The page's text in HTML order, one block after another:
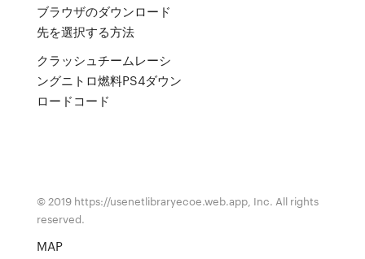
ブラウザのダウンロード
先を選択する方法
クラッシュチームレーシ
ングニトロ燃料PS4ダウン
ロードコード
© 2019 https://usenetlibraryecoe.web.app, Inc. All rights
reserved.
MAP